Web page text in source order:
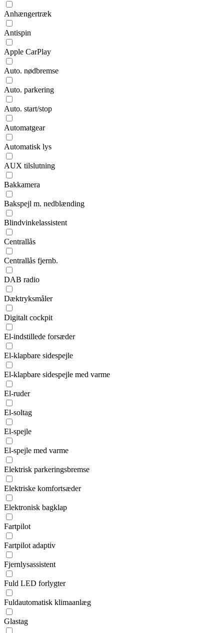
Anhængertræk
Antispin
Apple CarPlay
Auto. nødbremse
Auto. parkering
Auto. start/stop
Automatgear
Automatisk lys
AUX tilslutning
Bakkamera
Bakspejl m. nedblænding
Blindvinkelassistent
Centrallås
Centrallås fjernb.
DAB radio
Dæktryksmåler
Digitalt cockpit
El-indstillede forsæder
El-klapbare sidespejle
El-klapbare sidespejle med varme
El-ruder
El-soltag
El-spejle
El-spejle med varme
Elektrisk parkeringsbremse
Elektriske komfortsæder
Elektronisk bagklap
Fartpilot
Fartpilot adaptiv
Fjernlysassistent
Fuld LED forlygter
Fuldautomatisk klimaanlæg
Glastag